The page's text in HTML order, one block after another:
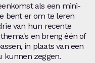
als een mini-
bent er om te leren
van hun recente
en breng één of
in plaats van een
kunnen zeggen.